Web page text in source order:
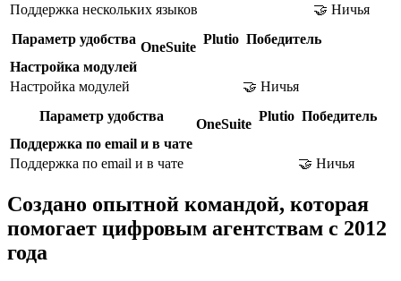
Поддержка нескольких языков
🤝 Ничья
Параметр удобства
OneSuite
Plutio Победитель
Настройка модулей
Настройка модулей
🤝 Ничья
Параметр удобства
OneSuite
Plutio Победитель
Поддержка по email и в чате
Поддержка по email и в чате
🤝 Ничья
Создано опытной командой, которая
помогает цифровым агентствам с 2012
года